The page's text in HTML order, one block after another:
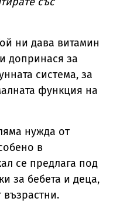
ни дава витамин
допринася за
система, за
функция на
нужда от
в
се предлага под
за бебета и деца,
възрастни.